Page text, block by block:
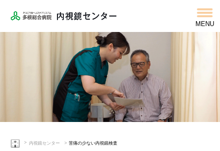
MENU
内視鏡センター 苦痛の少ない内視鏡検査